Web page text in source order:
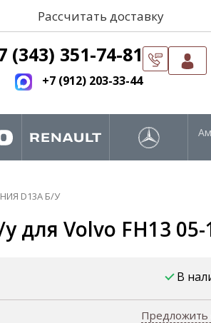
Рассчитать доставку
(343) 351-74-81
+7 (912) 203-33-44
D13A Б/У
для Volvo FH13 05-
В
Предложить